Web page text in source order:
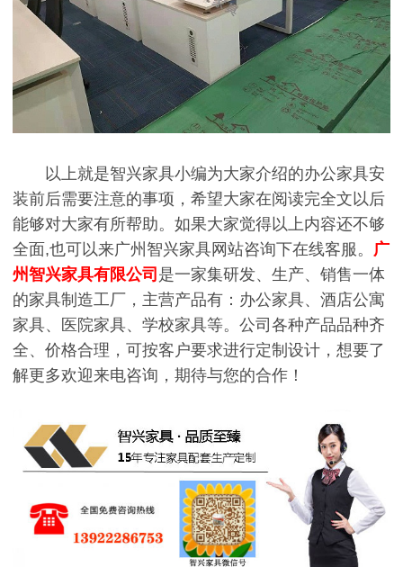
以上就是智兴家具小编为大家介绍的办公家具安
装前后需要注意的事项，希望大家在阅读完全文以后
能够对大家有所帮助。如果大家觉得以上内容还不够
全面,也可以来广州智兴家具网站咨询下在线客服。 广
州智兴家具有限公司 是一家集研发、生产、销售一体
的家具制造工厂，主营产品有：办公家具、酒店公寓
家具、医院家具、学校家具等。公司各种产品品种齐
全、价格合理，可按客户要求进行定制设计，想要了
解更多欢迎来电咨询，期待与您的合作！